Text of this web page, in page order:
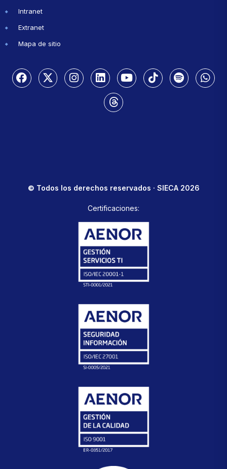
Intranet
Extranet
Mapa de sitio
© Todos los derechos reservados · SIECA 2026
Certificaciones: